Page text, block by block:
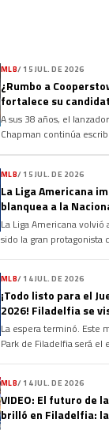
MLB/ 15 JUL. DE 2026
¿Rumbo a
fortalece su
Fama
A sus 38 años, el
Chapman continúa
méritos suficientes para
Fama de Cooperstown?
longevidad y el dominio
más de […]
MLB/ 15 JUL. DE 2026
La Liga Americana
blanquea a la
Estrellas 2026
La Liga Americana
sido la gran protagonista
lanzadores
Circuito derrotó por
Nacional en la edición
MLB/ 14 JUL. DE 2026
¡Todo listo para el
2026! Filadelfia se
recibir a las
La espera terminó. Este
Park de Filadelfia será el
en el tradicional duelo
Liga Nacional. El partido
intenso Fin de Semana
MLB/ 14 JUL. DE 2026
VIDEO: El futuro de
brilló en Filadelfia: